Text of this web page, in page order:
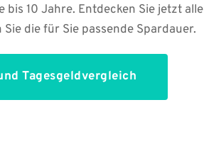
10 Jahre. Entdecken Sie jetzt alle
die für Sie passende Spardauer.
Tagesgeldvergleich